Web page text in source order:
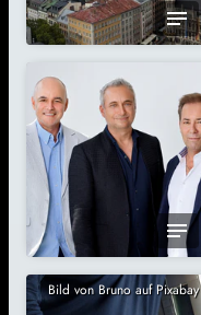
Bild von Bruno auf Pixabay